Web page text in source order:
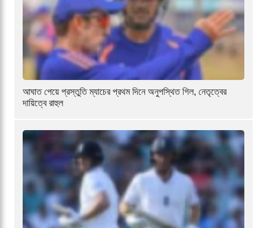
আঘাত পেয়ে প্রস্তুতি ম্যাচের প্রথম দিনে অনুপস্থিত গিল, নেতৃত্বের
দায়িত্বে রাহুল